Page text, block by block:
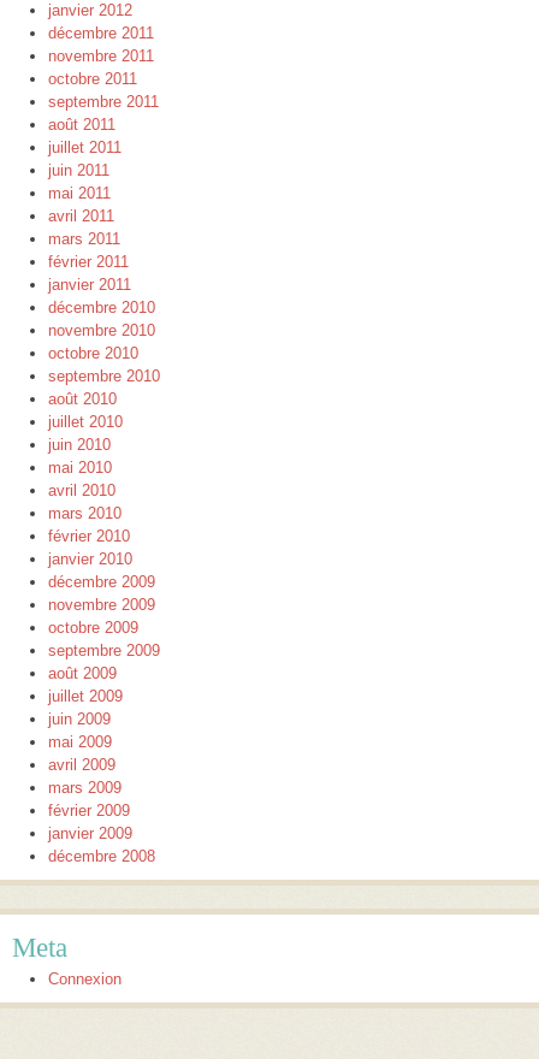
janvier 2012
décembre 2011
novembre 2011
octobre 2011
septembre 2011
août 2011
juillet 2011
juin 2011
mai 2011
avril 2011
mars 2011
février 2011
janvier 2011
décembre 2010
novembre 2010
octobre 2010
septembre 2010
août 2010
juillet 2010
juin 2010
mai 2010
avril 2010
mars 2010
février 2010
janvier 2010
décembre 2009
novembre 2009
octobre 2009
septembre 2009
août 2009
juillet 2009
juin 2009
mai 2009
avril 2009
mars 2009
février 2009
janvier 2009
décembre 2008
Meta
Connexion